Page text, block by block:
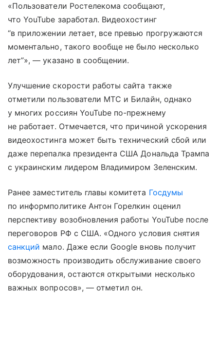
«Пользователи Ростелекома сообщают,
что YouTube заработал. Видеохостинг
“в приложении летает, все превью прогружаются
моментально, такого вообще не было несколько
лет”», — указано в сообщении.
Улучшение скорости работы сайта также
отметили пользователи МТС и Билайн, однако
у многих россиян YouTube по-прежнему
не работает. Отмечается, что причиной ускорения
видеохостинга может быть технический сбой или
даже перепалка президента США Дональда Трампа
с украинским лидером Владимиром Зеленским.
Ранее заместитель главы комитета Госдумы
по информполитике Антон Горелкин оценил
перспективу возобновления работы YouTube после
переговоров РФ с США. «Одного условия снятия
санкций мало. Даже если Google вновь получит
возможность производить обслуживание своего
оборудования, остаются открытыми несколько
важных вопросов», — отметил он.